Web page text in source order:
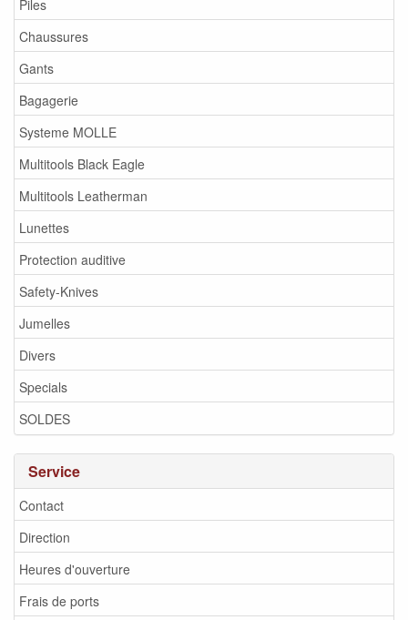
Piles
Chaussures
Gants
Bagagerie
Systeme MOLLE
Multitools Black Eagle
Multitools Leatherman
Lunettes
Protection auditive
Safety-Knives
Jumelles
Divers
Specials
SOLDES
Service
Contact
Direction
Heures d'ouverture
Frais de ports